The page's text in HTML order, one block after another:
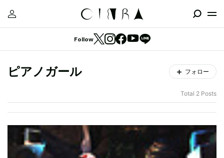
Follow
ピアノガール フォロー
Total 2 Posts